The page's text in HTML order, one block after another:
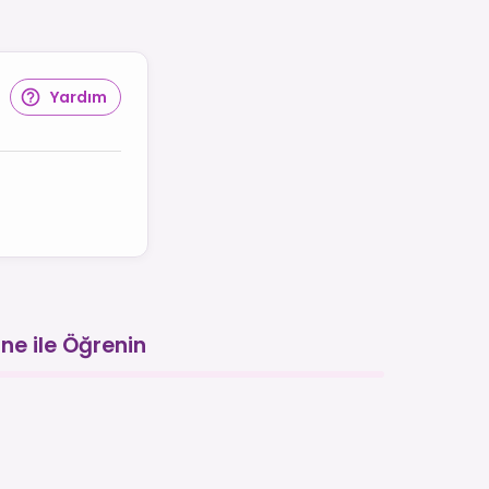
Yardım
ile Öğrenin